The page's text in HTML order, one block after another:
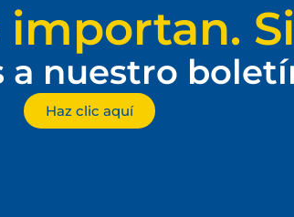
a nuestro
Haz clic aquí